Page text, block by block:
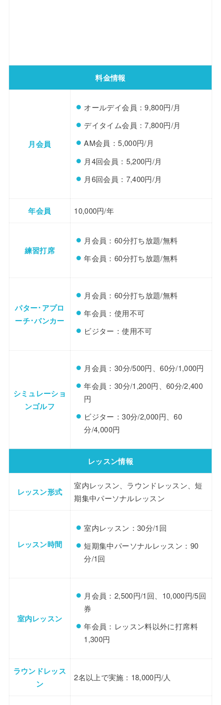
料金情報
月会員
オールデイ会員：9,800円/月
デイタイム会員：7,800円/月
AM会員：5,000円/月
月4回会員：5,200円/月
月6回会員：7,400円/月
年会員 10,000円/年
練習打席
月会員：60分打ち放題/無料
年会員：60分打ち放題/無料
パター･アプロ
ーチ･バンカー
月会員：60分打ち放題/無料
年会員：使用不可
ビジター：使用不可
シミュレーショ
ンゴルフ
月会員：30分/500円、60分/1,000円
年会員：30分/1,200円、60分/2,400
円
ビジター：30分/2,000円、60
分/4,000円
レッスン情報
レッスン形式
室内レッスン、ラウンドレッスン、短
期集中パーソナルレッスン
レッスン時間
室内レッスン：30分/1回
短期集中パーソナルレッスン：90
分/1回
室内レッスン
月会員：2,500円/1回、10,000円/5回
券
年会員：レッスン料以外に打席料
1,300円
ラウンドレッス
ン
2名以上で実施：18,000円/人